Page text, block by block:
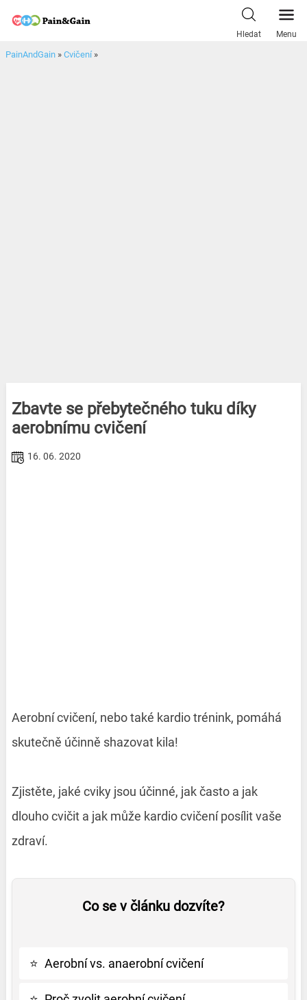
Hledat Menu
PainAndGain » Cvičení»
Zbavte se přebytečného tuku díky
aerobnímu cvičení
16. 06. 2020
Aerobní cvičení, nebo také kardio trénink, pomáhá
skutečně účinně shazovat kila!
Zjistěte, jaké cviky jsou účinné, jak často a jak
dlouho cvičit a jak může kardio cvičení posílit vaše
zdraví.
Co se v článku dozvíte?
⭐ Aerobní vs. anaerobní cvičení